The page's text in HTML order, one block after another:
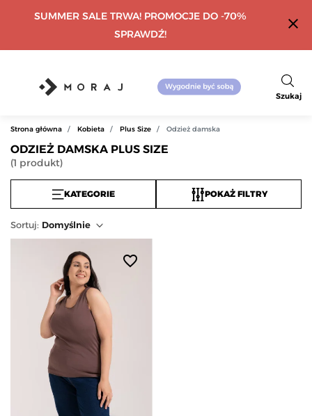
SUMMER SALE TRWA! PROMOCJE DO -70%
SPRAWDŹ!
close
Szukaj
Strona główna Kobieta Plus Size Odzież damska
ODZIEŻ DAMSKA PLUS SIZE
(1 produkt)
KATEGORIE POKAŻ FILTRY
Sortuj: Domyślnie
favorite_border